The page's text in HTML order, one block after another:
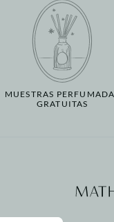
MUESTRAS
GRATUITAS